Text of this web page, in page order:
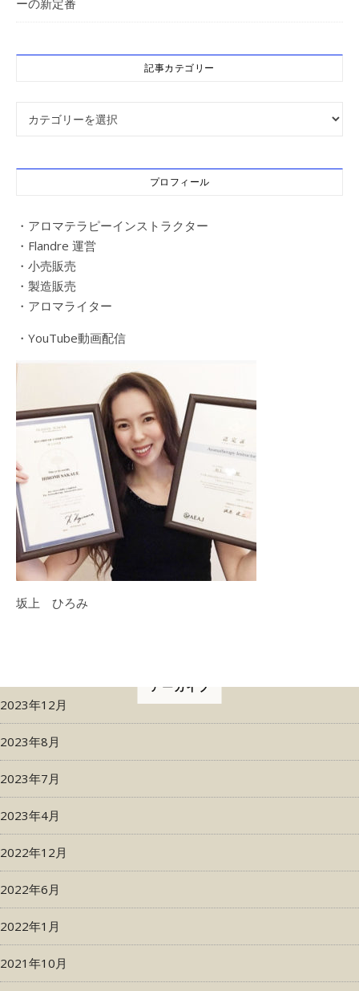
ーの新定番
記事カテゴリー
記事カテゴリー
プロフィール
・アロマテラピーインストラクター
・Flandre 運営
・小売販売
・製造販売
・アロマライター
・YouTube動画配信
坂上 ひろみ
アーカイブ
2023年12月
2023年8月
2023年7月
2023年4月
2022年12月
2022年6月
2022年1月
2021年10月